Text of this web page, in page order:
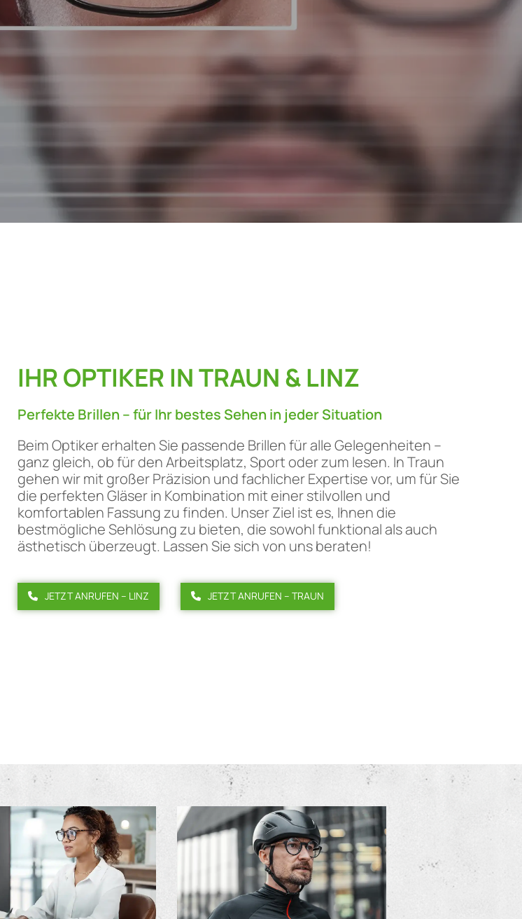
IHR OPTIKER IN TRAUN & LINZ
Perfekte Brillen – für Ihr bestes Sehen in jeder Situation
Beim Optiker erhalten Sie passende Brillen für alle Gelegenheiten –
ganz gleich, ob für den Arbeitsplatz, Sport oder zum lesen. In Traun
gehen wir mit großer Präzision und fachlicher Expertise vor, um für Sie
die perfekten Gläser in Kombination mit einer stilvollen und
komfortablen Fassung zu finden. Unser Ziel ist es, Ihnen die
bestmögliche Sehlösung zu bieten, die sowohl funktional als auch
ästhetisch überzeugt. Lassen Sie sich von uns beraten!
JETZT ANRUFEN – LINZ JETZT ANRUFEN – TRAUN